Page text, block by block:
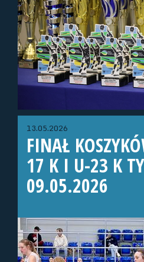
13.05.2026
FINAŁ
17 K I U-23 K
09.05.2026